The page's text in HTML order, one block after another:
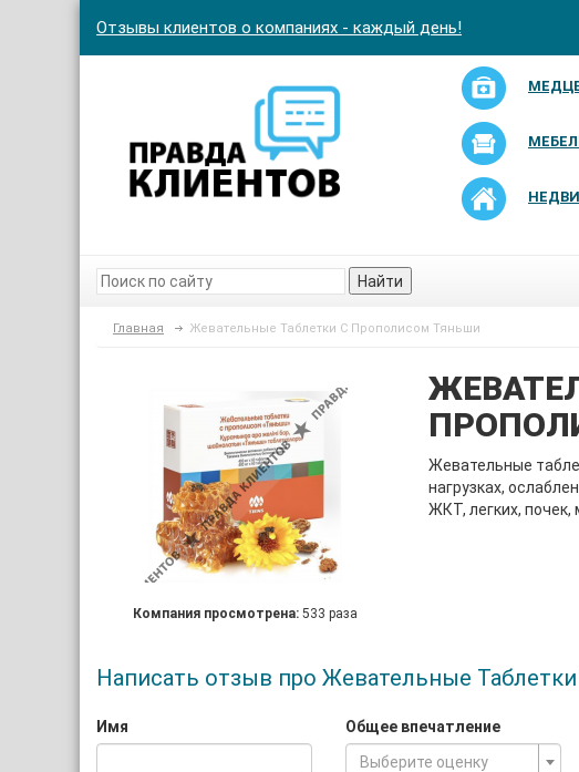
Отзывы клиентов о компаниях - каждый день!
Найти
Главная Жевательные Таблетки С Прополисом Тяньши
Компания просмотрена:533 раза
Жевательные
нагрузках,
ЖКТ, легких,
Написать отзыв про Жевательные
Имя
Общее впечатление
Выберите оценку